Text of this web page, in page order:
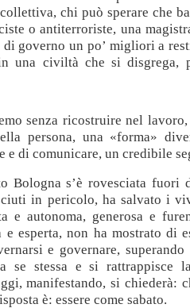
chi può sperare che
o antiterroriste, una
governo un po’ migliori a
una civiltà che si disgrega,
senza ricostruire nel
persona, una «forma»
e di comunicare, un credibile
Bologna s’è rovesciata fuori
in pericolo, ha salvato i
e autonoma, generosa e
e esperta, non ha mostrato di
e governare,
se stessa e si rattrappisce
manifestando, si chiederà:
è: essere come sabato.